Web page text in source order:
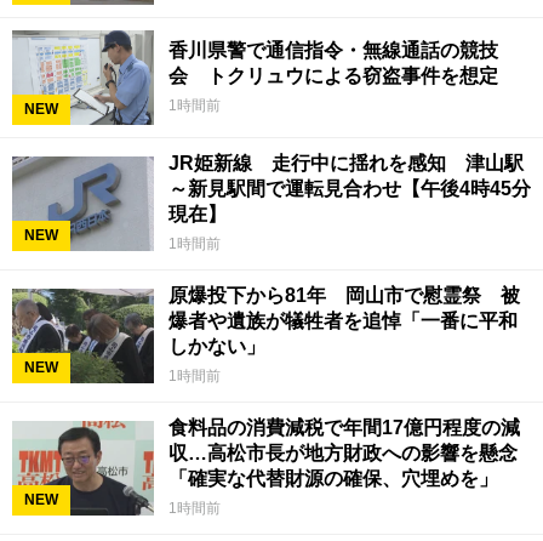
NEW
香川県警で通信指令・無線通話の競技
会 トクリュウによる窃盗事件を想定
1時間前
NEW
JR姫新線 走行中に揺れを感知 津山駅
～新見駅間で運転見合わせ【午後4時45分
現在】
1時間前
NEW
原爆投下から81年 岡山市で慰霊祭 被
爆者や遺族が犠牲者を追悼「一番に平和
しかない」
1時間前
NEW
食料品の消費減税で年間17億円程度の減
収…高松市長が地方財政への影響を懸念
「確実な代替財源の確保、穴埋めを」
1時間前